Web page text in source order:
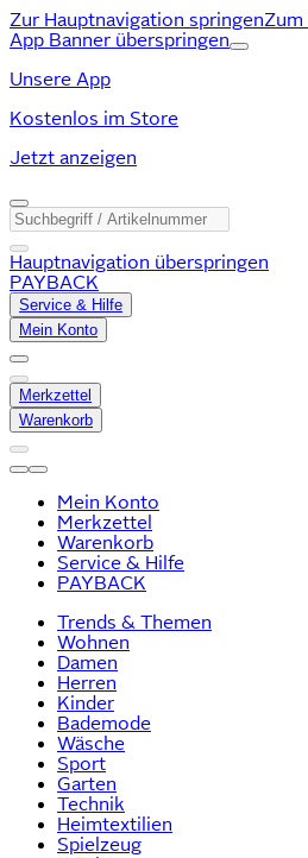
Zur Hauptnavigation springenZum
App Banner überspringen
Unsere App
Kostenlos im Store
Jetzt anzeigen
Hauptnavigation überspringen
PAYBACK
Service & Hilfe
Mein Konto
Merkzettel
Warenkorb
Mein Konto
Merkzettel
Warenkorb
Service & Hilfe
PAYBACK
Trends & Themen
Wohnen
Damen
Herren
Kinder
Bademode
Wäsche
Sport
Garten
Technik
Heimtextilien
Spielzeug